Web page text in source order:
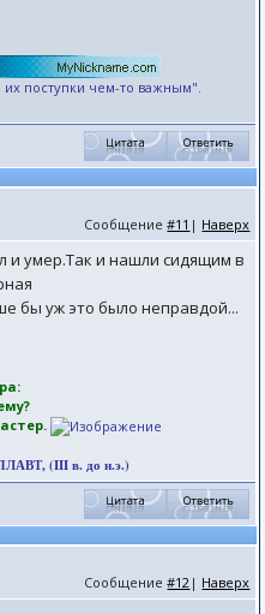
их поступки чем-то важным".
Сообщение#11 | Наверх
и умер.Так и нашли сидящим в
бы уж это было неправдой...
(III в. до н.э.)
Сообщение#12 | Наверх